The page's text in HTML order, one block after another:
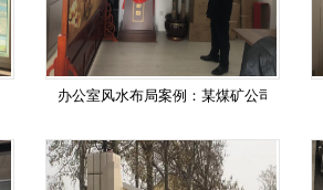
办公室风水布局案例：某煤矿公司